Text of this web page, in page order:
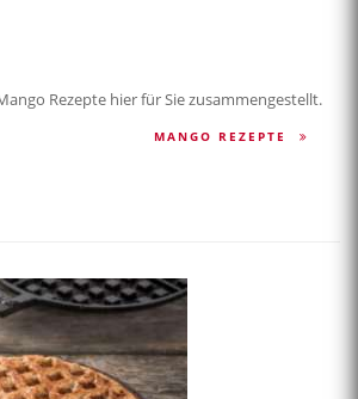
Rezepte hier für Sie zusammengestellt.
MANGO REZEPTE